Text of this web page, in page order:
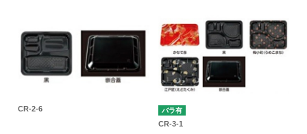
CR-2-6 バラ有
CR-3-1